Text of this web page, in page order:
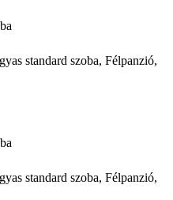
standard szoba, Félpanzió,
standard szoba, Félpanzió,